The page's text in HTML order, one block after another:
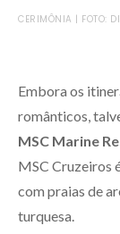
CERIMÔNIA | FOTO:
Embora os
românticos,
MSC Marine
MSC Cruzeiros
com praias de
turquesa.